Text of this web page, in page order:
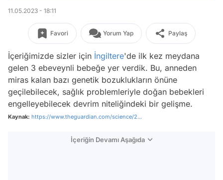
11.05.2023 - 18:11
Favori Yorum Yap Paylaş
İçeriğimizde sizler için İngiltere'de ilk kez meydana
gelen 3 ebeveynli bebeğe yer verdik. Bu, anneden
miras kalan bazı genetik bozuklukların önüne
geçilebilecek, sağlık problemleriyle doğan bebekleri
engelleyebilecek devrim niteliğindeki bir gelişme.
Kaynak: https://www.theguardian.com/science/2...
İçeriğin Devamı Aşağıda